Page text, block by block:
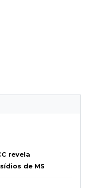
revela
de MS